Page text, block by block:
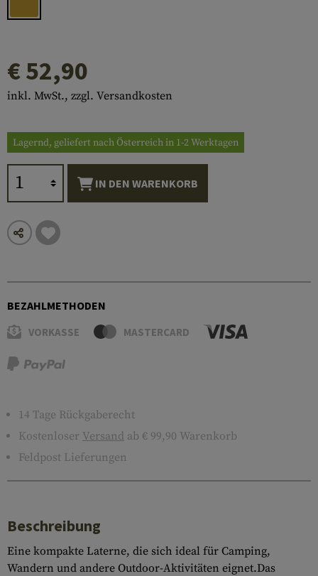
€ 52,90
inkl. MwSt., zzgl. Versandkosten
Lagernd, geliefert nach Österreich in 1-2 Werktagen
IN DEN WARENKORB
BEZAHLMETHODEN
VORKASSE MASTERCARD
14 Tage Rückgaberecht
Kostenloser Versand ab € 99,90 Warenkorb
Feldpost Lieferungen
Beschreibung
Eine kompakte Laterne, die sich ideal für Camping,
Wandern und andere Outdoor-Aktivitäten eignet.Das